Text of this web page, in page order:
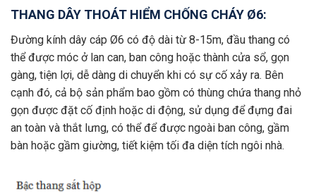
THANG DÂY THOÁT HIỂM CHỐNG CHÁY Ø6:
Đường kính dây cáp Ø6 có độ dài từ 8-15m, đầu thang có
thể được móc ở lan can, ban công hoặc thành cửa sổ, gọn
gàng, tiện lợi, dễ dàng di chuyển khi có sự cố xảy ra. Bên
cạnh đó, cả bộ sản phẩm bao gồm có thùng chứa thang nhỏ
gọn được đặt cố định hoặc di động, sử dụng để đựng đai
an toàn và thắt lưng, có thể để được ngoài ban công, gầm
bàn hoặc gầm giường, tiết kiệm tối đa diện tích ngôi nhà.